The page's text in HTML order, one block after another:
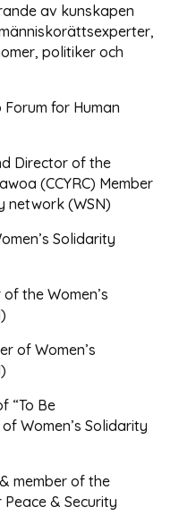
av kunskapen
politiker och
for Human
Director of the
(CCYRC) Member
network (WSN)
Solidarity
the Women’s
of Women’s
“To Be
Women’s Solidarity
member of the
Peace & Security